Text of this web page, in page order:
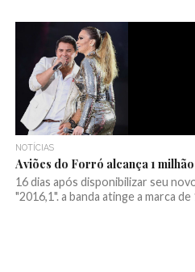
NOTÍCIAS
Aviões do Forró alcança 1
16 dias após disponibilizar seu
"2016,1". a banda atinge a marca